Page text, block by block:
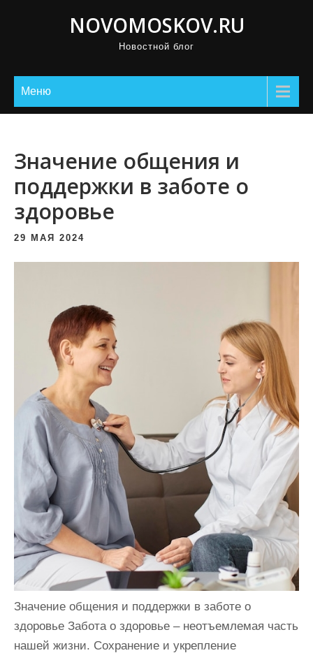
NOVOMOSKOV.RU
Новостной блог
Меню
Значение общения и
поддержки в заботе о
здоровье
29 МАЯ 2024
Значение общения и поддержки в заботе о
здоровье Забота о здоровье – неотъемлемая часть
нашей жизни. Сохранение и укрепление